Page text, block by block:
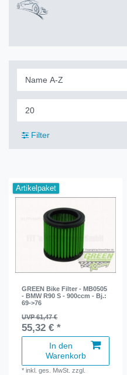
Filter
Artikelpaket
GREEN Bike Filter - MB0505
- BMW R90 S - 900ccm - Bj.:
69->76
UVP 61,47 €
55,32 € *
In den
Warenkorb
*inkl. ges. MwSt. zzgl.